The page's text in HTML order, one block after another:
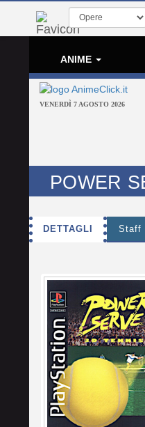
ANIME
VENERDÌ 7 AGOSTO 2026
POWER
DETTAGLI Staff